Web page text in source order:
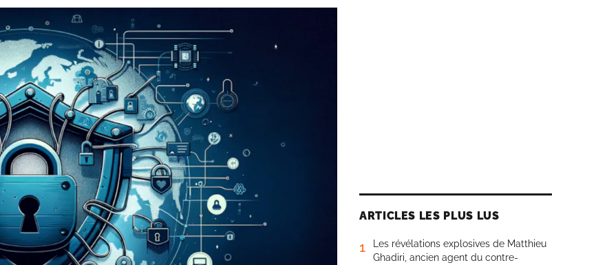
ARTICLES LES PLUS LUS
1
Les révélations explosives de Matthieu
Ghadiri, ancien agent du contre-